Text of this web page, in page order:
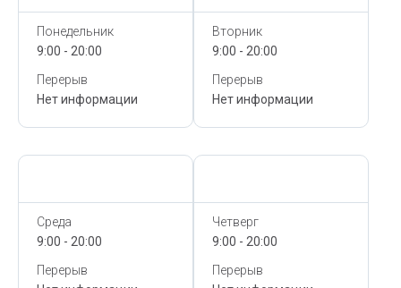
Понедельник
9:00 - 20:00
Перерыв
Нет информации
Вторник
9:00 - 20:00
Перерыв
Нет информации
Среда
9:00 - 20:00
Перерыв
Четверг
9:00 - 20:00
Перерыв